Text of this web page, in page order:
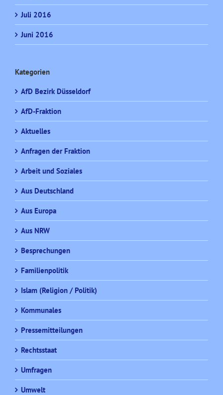
Juli 2016
Juni 2016
Kategorien
AfD Bezirk Düsseldorf
AfD-Fraktion
Aktuelles
Anfragen der Fraktion
Arbeit und Soziales
Aus Deutschland
Aus Europa
Aus NRW
Besprechungen
Familienpolitik
Islam (Religion / Politik)
Kommunales
Pressemitteilungen
Rechtsstaat
Umfragen
Umwelt